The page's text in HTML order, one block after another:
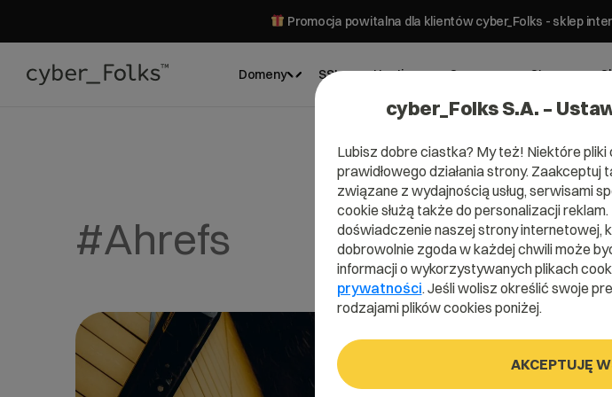
Promocja powitalna dla klientów cyber_Folks - sklep
Domeny SSL Hosting Serwery Strony
#Ahrefs
cyber_Folks S.A. –
Lubisz dobre ciastka? My też! Niektóre pliki
prawidłowego działania strony. Zaakceptuj
związane z wydajnością usług, serwisami
cookie służą także do personalizacji
doświadczenie naszej strony internetowej,
dobrowolnie zgoda w każdej chwili może
informacji o wykorzystywanych plikach
prywatności. Jeśli wolisz określić swoje
rodzajami plików cookies poniżej.
AKCEPTUJĘ